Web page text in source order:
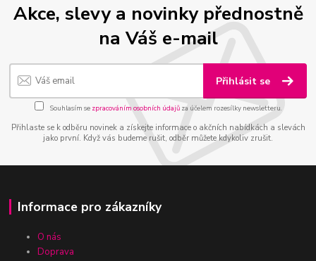
Akce, slevy a novinky přednostně
na Váš e-mail
Přihlásit se
Souhlasím se zpracováním osobních údajůza účelem rozesílky newsletteru.
Přihlaste se k odběru novinek a získejte informace o akčních nabídkách a slevách
jako první. Když vás budeme rušit, odběr můžete kdykoliv zrušit.
Informace pro zákazníky
O nás
Doprava